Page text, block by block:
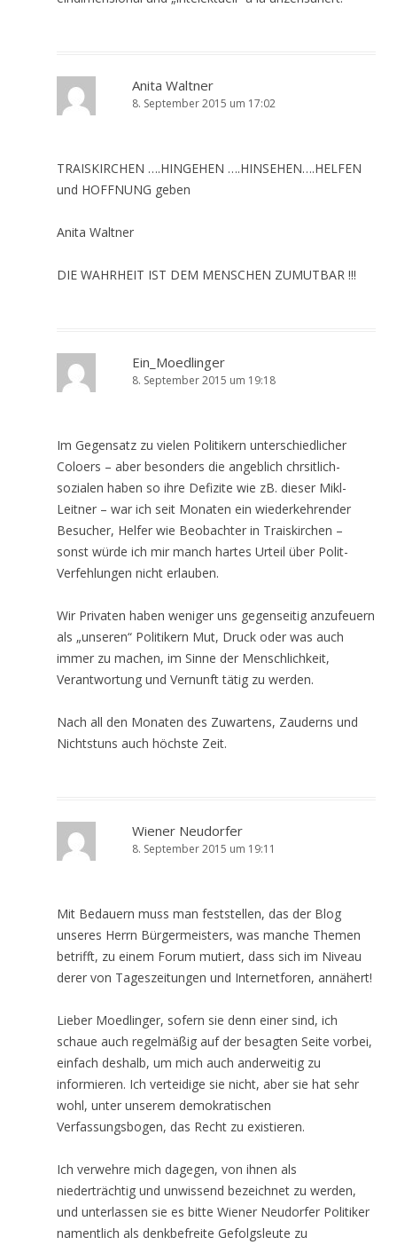
Anita Waltner
8. September 2015 um 17:02
TRAISKIRCHEN ….HINGEHEN ….HINSEHEN….HELFEN
und HOFFNUNG geben
Anita Waltner
DIE WAHRHEIT IST DEM MENSCHEN ZUMUTBAR !!!
Ein_Moedlinger
8. September 2015 um 19:18
Im Gegensatz zu vielen Politikern unterschiedlicher
Coloers – aber besonders die angeblich chrsitlich-
sozialen haben so ihre Defizite wie zB. dieser Mikl-
Leitner – war ich seit Monaten ein wiederkehrender
Besucher, Helfer wie Beobachter in Traiskirchen –
sonst würde ich mir manch hartes Urteil über Polit-
Verfehlungen nicht erlauben.
Wir Privaten haben weniger uns gegenseitig anzufeuern
als „unseren“ Politikern Mut, Druck oder was auch
immer zu machen, im Sinne der Menschlichkeit,
Verantwortung und Vernunft tätig zu werden.
Nach all den Monaten des Zuwartens, Zauderns und
Nichtstuns auch höchste Zeit.
Wiener Neudorfer
8. September 2015 um 19:11
Mit Bedauern muss man feststellen, das der Blog
unseres Herrn Bürgermeisters, was manche Themen
betrifft, zu einem Forum mutiert, dass sich im Niveau
derer von Tageszeitungen und Internetforen, annähert!
Lieber Moedlinger, sofern sie denn einer sind, ich
schaue auch regelmäßig auf der besagten Seite vorbei,
einfach deshalb, um mich auch anderweitig zu
informieren. Ich verteidige sie nicht, aber sie hat sehr
wohl, unter unserem demokratischen
Verfassungsbogen, das Recht zu existieren.
Ich verwehre mich dagegen, von ihnen als
niederträchtig und unwissend bezeichnet zu werden,
und unterlassen sie es bitte Wiener Neudorfer Politiker
namentlich als denkbefreite Gefolgsleute zu